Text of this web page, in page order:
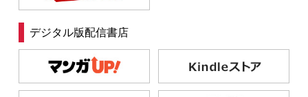
デジタル版配信書店